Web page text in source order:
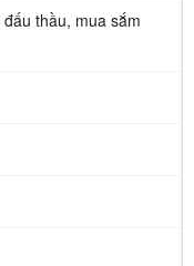
thầu, mua sắm